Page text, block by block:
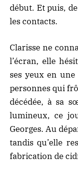
début. Et puis,
les contacts.
Clarisse ne
l’écran, elle
ses yeux en
personnes qui
décédée, à sa
lumineux, ce
Georges. Au
tandis qu’elle
fabrication de